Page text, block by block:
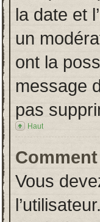
la date et
un
ont la
message
pas
Haut
Vous